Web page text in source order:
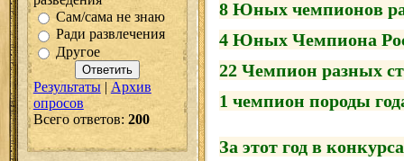
Сам/сама не знаю
Ради развлечения
Другое
Результаты| Архив
опросов
Всего ответов: 200
8 Юных чемпионов
4 Юных Чемпиона
22 Чемпион разных
1 чемпион породы
За этот год в